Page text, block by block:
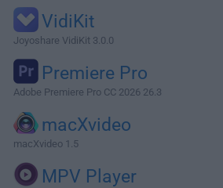
VidiKit
Joyoshare VidiKit 3.0.0
Premiere Pro
Adobe Premiere Pro CC 2026 26.3
macXvideo
macXvideo 1.5
MPV Player